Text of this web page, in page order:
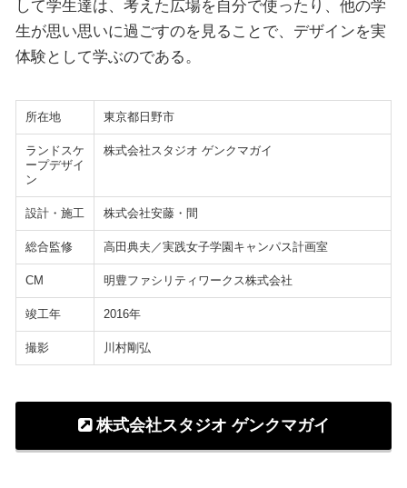
して学生達は、考えた広場を自分で使ったり、他の学
生が思い思いに過ごすのを見ることで、デザインを実
体験として学ぶのである。
所在地 東京都日野市
ランドスケ
ープデザイ
ン
株式会社スタジオ ゲンクマガイ
設計・施工 株式会社安藤・間
総合監修 高田典夫／実践女子学園キャンパス計画室
CM 明豊ファシリティワークス株式会社
竣工年 2016年
撮影 川村剛弘
株式会社スタジオ ゲンクマガイ